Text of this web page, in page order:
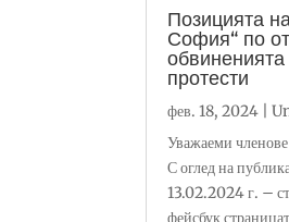
Позицията
София“ по
протести
фев. 18, 2024 |
Уважаеми
С оглед на
13.02.2024 г. –
фейсбук